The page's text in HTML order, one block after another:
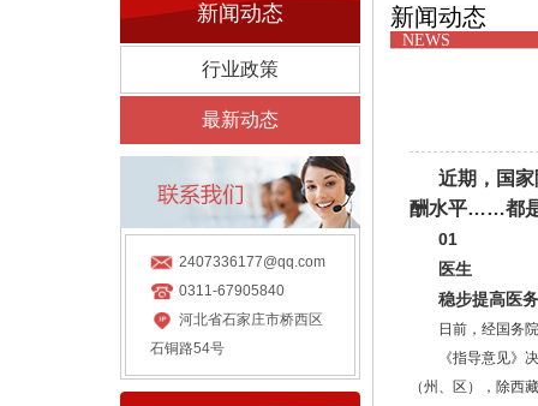
新闻动态
行业政策
最新动态
2407336177@qq.com
0311-67905840
河北省石家庄市桥西区
石铜路54号
新闻动态
NEWS
近期，国
酬水平……都是
01
医生
稳步提高医
日前，经国务
《指导意见》
（州、区），除西